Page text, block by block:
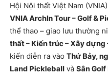
Hội Nội thất Việt Nam
VNIA ArchIn Tour – Golf &
thể thao – giao lưu thường
thất – Kiến trúc – Xây dựng
kiến diễn ra vào Thứ Bảy,
Land Pickleball và Sân